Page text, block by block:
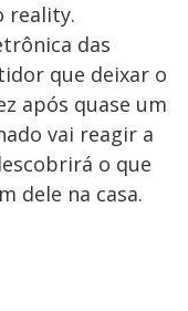
reality.
das
que deixar o
após quase um
vai reagir a
o que
dele na casa.